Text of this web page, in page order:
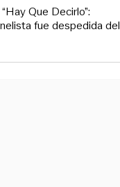
Que Decirlo”:
fue despedida del